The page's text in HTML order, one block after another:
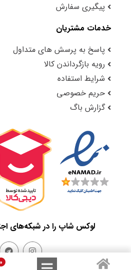
پیگیری سفارش
خدمات مشتریان
پاسخ به پرسش های متداول
رویه بازگرداندن کالا
شرایط استفاده
حریم خصوصی
گزارش باگ
لوکس شاپ را در شبکه‌های
0